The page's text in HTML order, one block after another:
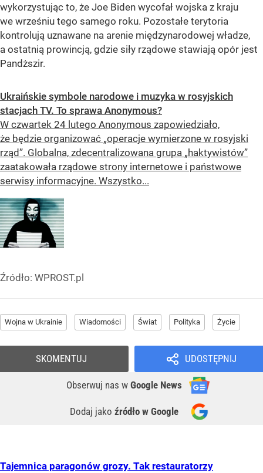
wykorzystując to, że Joe Biden wycofał wojska z kraju
we wrześniu tego samego roku. Pozostałe terytoria
kontrolują uznawane na arenie międzynarodowej władze,
a ostatnią prowincją, gdzie siły rządowe stawiają opór jest
Pandższir.
Ukraińskie symbole narodowe i muzyka w rosyjskich
stacjach TV. To sprawa Anonymous?
W czwartek 24 lutego Anonymous zapowiedziało,
że będzie organizować „operacje wymierzone w rosyjski
rząd”. Globalna, zdecentralizowana grupa „haktywistów”
zaatakowała rządowe strony internetowe i państwowe
serwisy informacyjne. Wszystko...
Źródło: WPROST.pl
Wojna w Ukrainie Wiadomości Świat Polityka Życie
UDOSTĘPNIJ
Obserwuj nas w Google News
Dodaj jako źródło w Google
SKOMENTUJ
Tajemnica paragonów grozy. Tak restauratorzy